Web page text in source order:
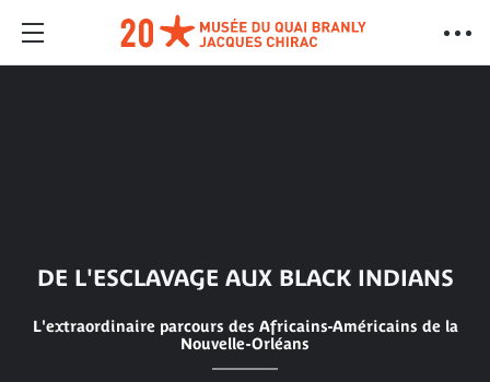
DE L'ESCLAVAGE AUX BLACK INDIANS
L'extraordinaire parcours des Africains-Américains de la
Nouvelle-Orléans